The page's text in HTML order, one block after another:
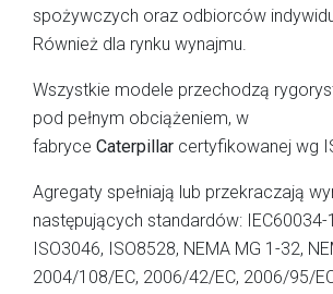
spożywczych oraz odbiorców
Również dla rynku wynajmu.
Wszystkie modele przechodzą
pod pełnym obciążeniem, w
fabryce Caterpillar certyfikowanej wg
Agregaty spełniają lub przekraczają
następujących standardów: IEC60034-
ISO3046, ISO8528, NEMA MG 1-32,
2004/108/EC, 2006/42/EC, 2006/95/